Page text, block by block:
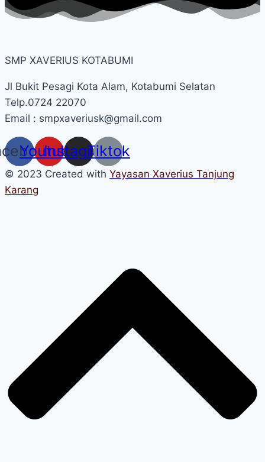
SMP XAVERIUS KOTABUMI
Jl Bukit Pesagi Kota Alam, Kotabumi Selatan
Telp.0724 22070
Email : smpxaveriusk@gmail.com
Youtube
Instagram
Tiktok
© 2023 Created with Yayasan Xaverius Tanjung
Karang